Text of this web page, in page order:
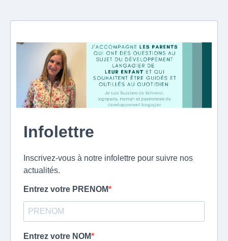
Infolettre
Inscrivez-vous à notre infolettre pour suivre nos
actualités.
Entrez votre PRENOM
Entrez votre NOM